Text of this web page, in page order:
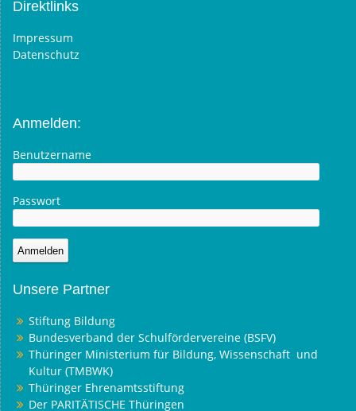
Direktlinks
Impressum
Datenschutz
Anmelden:
Benutzername
Passwort
Unsere Partner
Stiftung Bildung
Bundesverband der Schulfördervereine (BSFV)
Thüringer Ministerium für Bildung, Wissenschaft und
Kultur (TMBWK)
Thüringer Ehrenamtsstiftung
Der PARITÄTISCHE Thüringen